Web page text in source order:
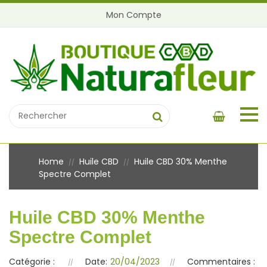
Mon Compte
Home // Huile CBD // Huile CBD 30% Menthe
Spectre Complet
Huile CBD 30% Menthe
Spectre Complet
Catégorie : Date: 20/04/2023 Commentaires :